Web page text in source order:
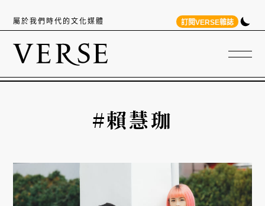
屬於我們時代的文化媒體 訂閱VERSE雜誌
#賴慧珈